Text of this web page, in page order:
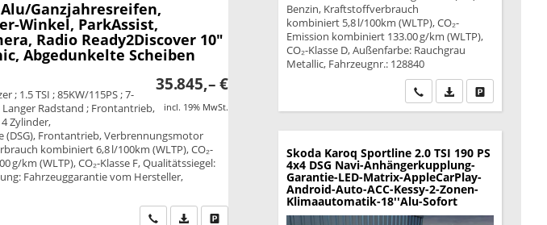
Alu/Ganzjahresreifen,
Winkel, ParkAssist,
Radio Ready2Discover 10"
Abgedunkelte Scheiben
35.845,– €
incl. 19% MwSt.
; 1.5 TSI ; 85KW/115PS ; 7-
Langer Radstand ; Frontantrieb,
4 Zylinder,
(DSG), Frontantrieb, Verbrennungsmotor
kombiniert 6,8 l/100km (WLTP), CO₂-
g/km (WLTP), CO₂-Klasse F, Qualitätssiegel:
Fahrzeuggarantie vom Hersteller,
Wir rufen Sie anPDF-Datei, Fahrzeugexposé drucken
Drucken, parken oder vergleichen
Benzin, Kraftstoffverbrauch
kombiniert 5,8 l/100km (WLTP), CO₂-
Emission kombiniert 133.00 g/km (WLTP),
CO₂-Klasse D, Außenfarbe: Rauchgrau
Metallic, Fahrzeugnr.: 128840
Wir rufen Sie an
PDF-Datei,Drucken,
Skoda Karoq Sportline 2.0 TSI 190 PS
4x4 DSG Navi-Anhängerkupplung-
Garantie-LED-Matrix-AppleCarPlay-
Android-Auto-ACC-Kessy-2-Zonen-
Klimaautomatik-18''Alu-Sofort